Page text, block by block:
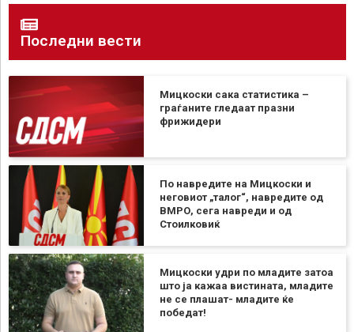
Последни вести
Мицкоски сака статистика –
граѓаните гледаат празни
фрижидери
По навредите на Мицкоски и
неговиот „талог“, навредите од
ВМРО, сега навреди и од
Стоилковиќ
Мицкоски удри по младите затоа
што ја кажаа вистината, младите
не се плашат- младите ќе
победат!